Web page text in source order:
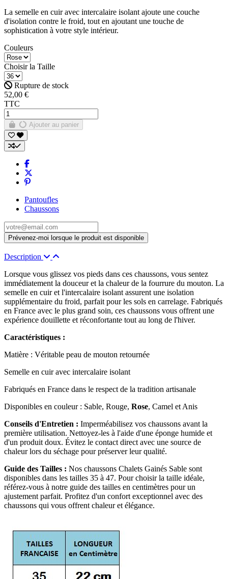
La semelle en cuir avec intercalaire isolant ajoute une couche
d'isolation contre le froid, tout en ajoutant une touche de
sophistication à votre style intérieur.
Couleurs
Choisir la Taille
Rupture de stock
52,00 €
TTC
Ajouter au panier
Pantoufles
Chaussons
Description
Lorsque vous glissez vos pieds dans ces chaussons, vous sentez
immédiatement la douceur et la chaleur de la fourrure du mouton. La
semelle en cuir et l'intercalaire isolant assurent une isolation
supplémentaire du froid, parfait pour les sols en carrelage. Fabriqués
en France avec le plus grand soin, ces chaussons vous offrent une
expérience douillette et réconfortante tout au long de l'hiver.
Caractéristiques :
Matière : Véritable peau de mouton retournée
Semelle en cuir avec intercalaire isolant
Fabriqués en France dans le respect de la tradition artisanale
Disponibles en couleur : Sable, Rouge, Rose, Camel et Anis
Conseils d'Entretien : Imperméabilisez vos chaussons avant la
première utilisation. Nettoyez-les à l'aide d'une éponge humide et
d'un produit doux. Évitez le contact direct avec une source de
chaleur lors du séchage pour préserver leur qualité.
Guide des Tailles : Nos chaussons Chalets Gainés Sable sont
disponibles dans les tailles 35 à 47. Pour choisir la taille idéale,
référez-vous à notre guide des tailles en centimètres pour un
ajustement parfait. Profitez d'un confort exceptionnel avec des
chaussons qui vous offrent chaleur et élégance.